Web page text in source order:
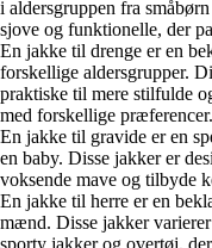
i aldersgruppen fra
sjove og funktionelle, der
En jakke til drenge er en
forskellige aldersgrupper.
praktiske til mere stilfulde
med forskellige præferencer.
En jakke til gravide er en
en baby. Disse jakker er
voksende mave og tilbyde
En jakke til herre er en
mænd. Disse jakker
sporty jakker og overtøj,